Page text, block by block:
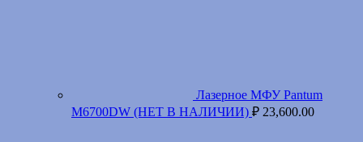
Лазерное МФУ Pantum
M6700DW (НЕТ В НАЛИЧИИ) ₽ 23,600.00